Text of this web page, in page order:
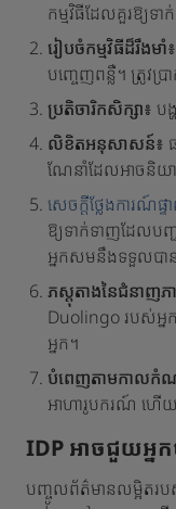
កម្មវិធីដែលគួរឱ្យទ
រៀបចំកម្មវិធីដ៏រឹងមាំ៖
បញ្ចេញពន្លឺ។ ត្រូវប្រ
ប្រតិចារិកសិក្សា៖ ប
លិខិតអនុសាសន៍៖
ណែនាំដែលអាចនិយ
សេចក្តីថ្លែងការណ៍ផ្ទ
ឱ្យទាក់ទាញដែលបញ្
អ្នកសមនឹងទទួលបា
ភស្តុតាងនៃជំនាញភ
Duolingo របស់អ្ន
អ្នក។
បំពេញតាមកាលកំ
អាហារូបករណ៍ ហើយ
IDP អាចជួយអ្នក
បញ្ចូលព័ត៌មានលម្អិតរ